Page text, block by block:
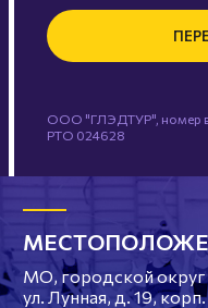
ООО "ГЛЭДТУР", номер в
РТО 024628
МО, городской
ул. Лунная, д. 19,